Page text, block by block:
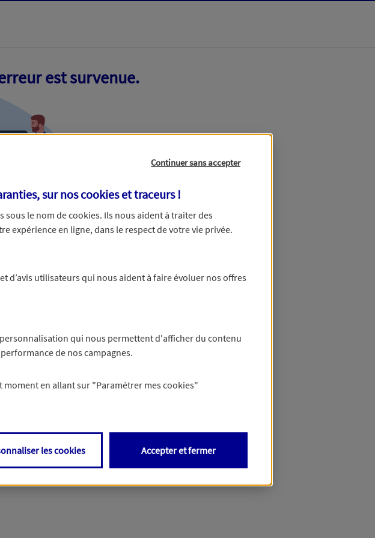
est survenue.
Continuer sans accepter
sur noscookies et traceurs!
sous le nom decookies. Ils nous aident à traiter des
expérience en ligne, dans le respect de votre vie privée.
d’avis utilisateurs qui nous aident à faire évoluer nos offres
qui nous permettent d'afficher du contenu
de nos campagnes.
moment en allant sur "Paramétrer mes cookies"
les cookies Accepter et fermer